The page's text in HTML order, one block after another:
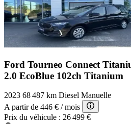
Ford Tourneo Connect
2.0 EcoBlue 102ch Titanium
2023 68 487 km Diesel Manuelle
A partir de 446 € / mois
Prix du véhicule : 26 499 €